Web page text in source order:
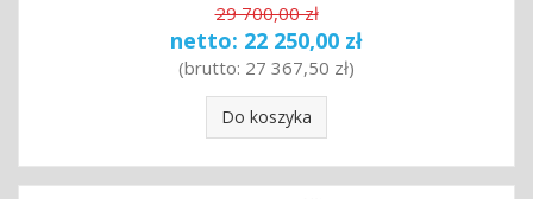
29 700,00 zł
netto: 22 250,00 zł
(brutto: 27 367,50 zł)
Do koszyka